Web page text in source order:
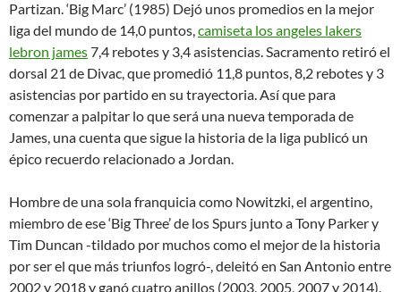
Partizan. ‘Big Marc’ (1985) Dejó unos promedios en la mejor
liga del mundo de 14,0 puntos,camiseta los angeles lakers
lebron james7,4 rebotes y 3,4 asistencias. Sacramento retiró el
dorsal 21 de Divac, que promedió 11,8 puntos, 8,2 rebotes y 3
asistencias por partido en su trayectoria. Así que para
comenzar a palpitar lo que será una nueva temporada de
James, una cuenta que sigue la historia de la liga publicó un
épico recuerdo relacionado a Jordan.
Hombre de una sola franquicia como Nowitzki, el argentino,
miembro de ese ‘Big Three’ de los Spurs junto a Tony Parker y
Tim Duncan -tildado por muchos como el mejor de la historia
por ser el que más triunfos logró-, deleitó en San Antonio entre
2002 y 2018 y ganó cuatro anillos (2003, 2005, 2007 y 2014).